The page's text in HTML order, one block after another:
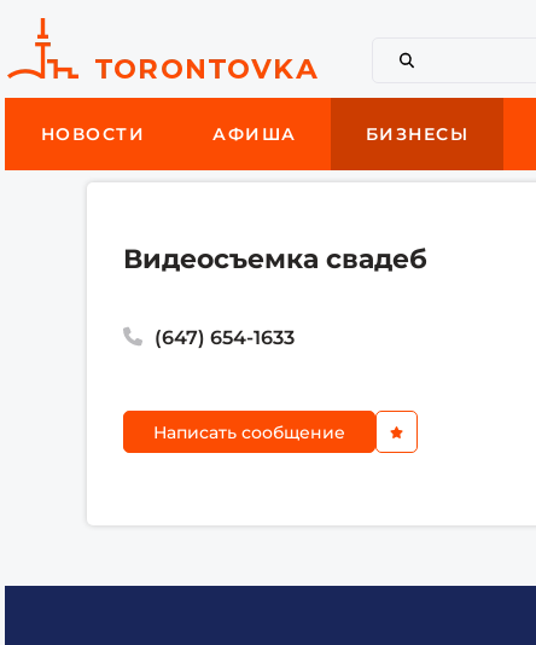
НОВОСТИ АФИША БИЗНЕСЫ
Видеосъемка свадеб
(647) 654-1633
Написать сообщение